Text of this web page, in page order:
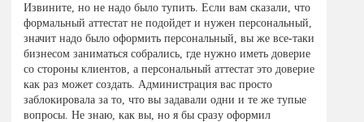
Извините, но не надо было тупить. Если вам сказали, что
формальный аттестат не подойдет и нужен персональный,
значит надо было оформить персональный, вы же все-таки
бизнесом заниматься собрались, где нужно иметь доверие
со стороны клиентов, а персональный аттестат это доверие
как раз может создать. Администрация вас просто
заблокировала за то, что вы задавали одни и те же тупые
вопросы. Не знаю, как вы, но я бы сразу оформил